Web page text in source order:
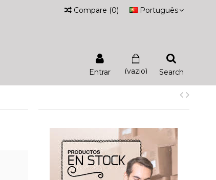
Português
Compare (0)
Search
(vazio)
Entrar